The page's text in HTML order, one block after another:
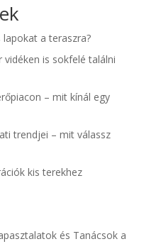
a teraszra?
vidéken is sokfelé találni
– mit kínál egy
trendjei – mit válassz
kis terekhez
és Tanácsok a